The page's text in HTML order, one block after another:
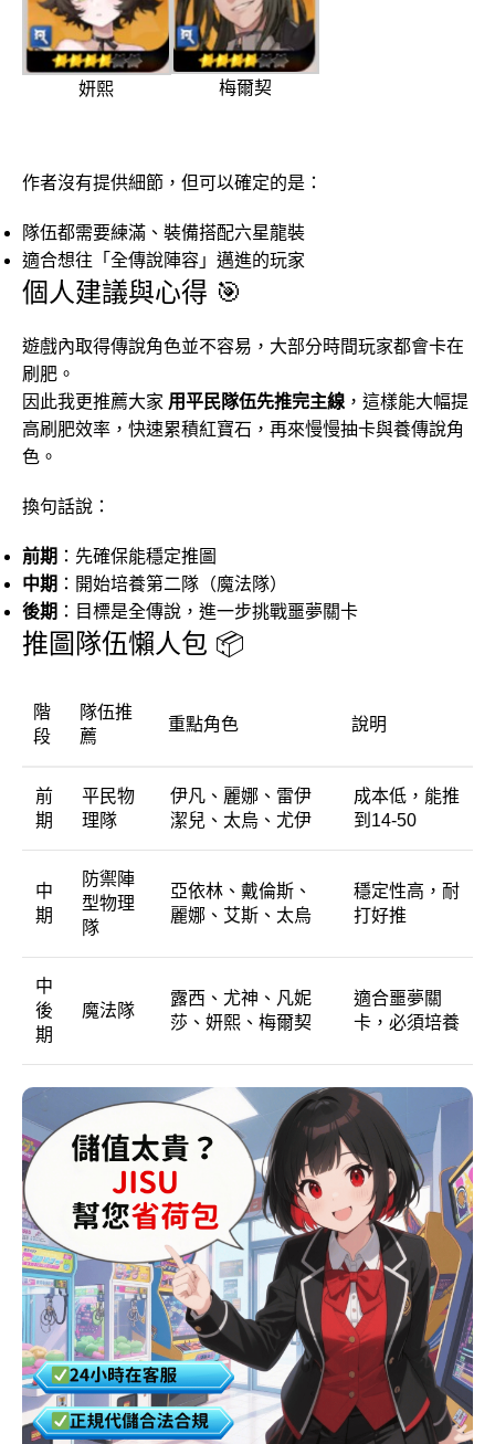
妍熙 梅爾契
作者沒有提供細節，但可以確定的是：
隊伍都需要練滿、裝備搭配六星龍裝
適合想往「全傳說陣容」邁進的玩家
個人建議與心得 🎯
遊戲內取得傳說角色並不容易，大部分時間玩家都會卡在
刷肥。
因此我更推薦大家 用平民隊伍先推完主線 ，這樣能大幅提
高刷肥效率，快速累積紅寶石，再來慢慢抽卡與養傳說角
色。
換句話說：
前期 ：先確保能穩定推圖
中期 ：開始培養第二隊（魔法隊）
後期 ：目標是全傳說，進一步挑戰噩夢關卡
推圖隊伍懶人包 📦
階
段
隊伍推
薦
重點角色 說明
前
期
平民物
理隊
伊凡、麗娜、雷伊
潔兒、太烏、尤伊
成本低，能推
到14-50
中
期
防禦陣
型物理
隊
亞依林、戴倫斯、
麗娜、艾斯、太烏
穩定性高，耐
打好推
中
後
期
魔法隊
露西、尤神、凡妮
莎、妍熙、梅爾契
適合噩夢關
卡，必須培養